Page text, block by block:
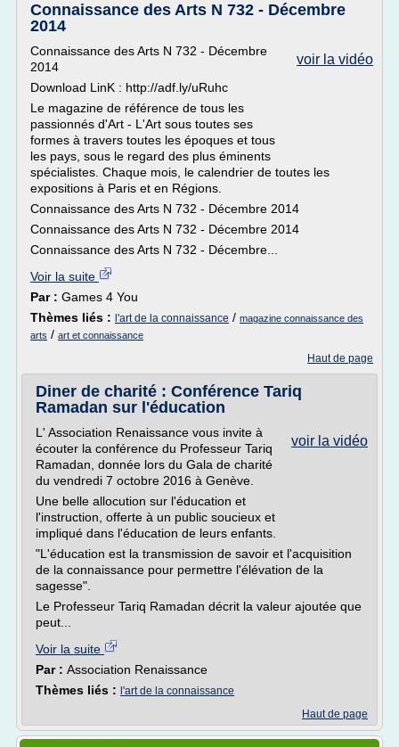
Connaissance des Arts N 732 - Décembre
2014
voir la vidéo
Connaissance des Arts N 732 - Décembre
2014
Download LinK : http://adf.ly/uRuhc
Le magazine de référence de tous les
passionnés d'Art - L'Art sous toutes ses
formes à travers toutes les époques et tous
les pays, sous le regard des plus éminents
spécialistes. Chaque mois, le calendrier de toutes les
expositions à Paris et en Régions.
Connaissance des Arts N 732 - Décembre 2014
Connaissance des Arts N 732 - Décembre 2014
Connaissance des Arts N 732 - Décembre...
Voir la suite
Par : Games 4 You
Thèmes liés : l'art de la connaissance / magazine connaissance des
arts / art et connaissance
Haut de page
Diner de charité : Conférence Tariq
Ramadan sur l'éducation
voir la vidéo
L' Association Renaissance vous invite à
écouter la conférence du Professeur Tariq
Ramadan, donnée lors du Gala de charité
du vendredi 7 octobre 2016 à Genève.
Une belle allocution sur l'éducation et
l'instruction, offerte à un public soucieux et
impliqué dans l'éducation de leurs enfants.
"L'éducation est la transmission de savoir et l'acquisition
de la connaissance pour permettre l'élévation de la
sagesse".
Le Professeur Tariq Ramadan décrit la valeur ajoutée que
peut...
Voir la suite
Par : Association Renaissance
Thèmes liés : l'art de la connaissance
Haut de page